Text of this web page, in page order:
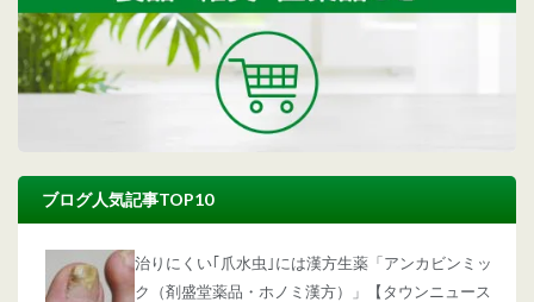
ブログ人気記事TOP10
治りにくい｢爪水虫｣には漢方生薬「アンカビンミッ
ク（剤盛堂薬品・ホノミ漢方）」【タウンニュース